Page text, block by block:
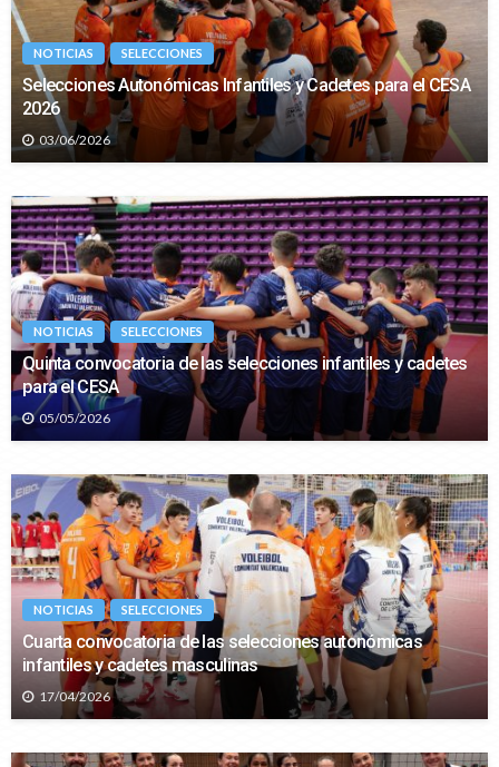
NOTICIAS SELECCIONES
Selecciones Autonómicas Infantiles y Cadetes para el CESA
2026
03/06/2026
NOTICIAS SELECCIONES
Quinta convocatoria de las selecciones infantiles y cadetes
para el CESA
05/05/2026
NOTICIAS SELECCIONES
Cuarta convocatoria de las selecciones autonómicas
infantiles y cadetes masculinas
17/04/2026